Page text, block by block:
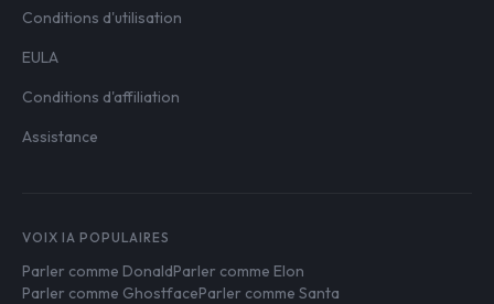
Conditions d'utilisation
EULA
Conditions d'affiliation
Assistance
VOIX IA POPULAIRES
Parler comme DonaldParler comme Elon
Parler comme GhostfaceParler comme Santa